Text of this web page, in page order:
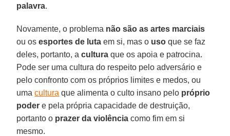
palavra.
Novamente, o problema não são as artes marciais
ou osesportes de luta em si, mas o uso que se faz
deles, portanto, acultura que os apoia e patrocina.
Pode ser uma cultura do respeito pelo adversário e
pelo confronto com os próprios limites e medos, ou
umacultura que alimenta o culto insano pelo próprio
poder e pela própria capacidade de destruição,
portanto o prazer da violência como fim em si
mesmo.